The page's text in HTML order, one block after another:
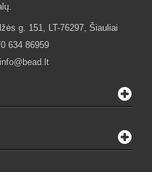
g. 151, LT-76297, Šiauliai
634 86959
info@bead.lt